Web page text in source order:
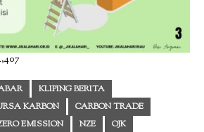
KLIPING BERITA
KARBON
CARBON TRADE
EMISSION NZE OJK